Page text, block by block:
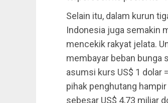
Selain itu, dalam kurun
Indonesia juga semakin
mencekik rakyat jelata.
membayar beban bunga
asumsi kurs US$ 1 dolar
pihak penghutang
sebesar US$ 4,73 miliar